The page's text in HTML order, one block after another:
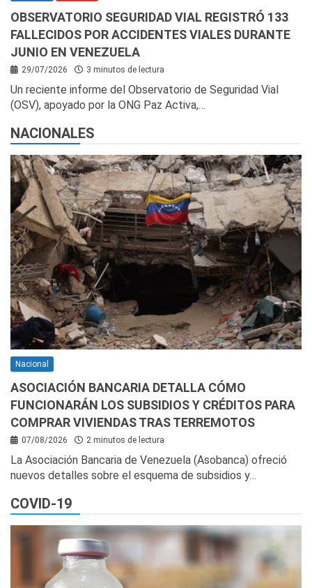
OBSERVATORIO SEGURIDAD VIAL REGISTRÓ 133
FALLECIDOS POR ACCIDENTES VIALES DURANTE
JUNIO EN VENEZUELA
29/07/2026 3 minutos de lectura
Un reciente informe del Observatorio de Seguridad Vial
(OSV), apoyado por la ONG Paz Activa,…
NACIONALES
Nacional
ASOCIACIÓN BANCARIA DETALLA CÓMO
FUNCIONARÁN LOS SUBSIDIOS Y CRÉDITOS PARA
COMPRAR VIVIENDAS TRAS TERREMOTOS
07/08/2026 2 minutos de lectura
La Asociación Bancaria de Venezuela (Asobanca) ofreció
nuevos detalles sobre el esquema de subsidios y…
COVID-19